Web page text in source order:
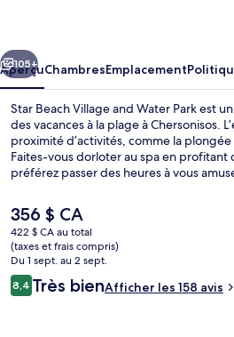
and
Water
Park
Suivant
105+
AperçuChambresEmplacement
Star Beach Village and Water Park est
des vacances à la plage à Chersonisos.
proximité d’activités, comme la
Faites-vous dorloter au spa en profitant
préférez passer des heures à vous
restaurants, sert le le déjeuner, le le
inclus offre 5 bars-salons et un parcours
commodités dans la chambre, comme
fours à micro-ondes.
Le
prix
actuel
est
de 356 $ CA
356 $ CA
422 $ CA au total
(taxes et frais compris)
Du 1 sept. au 2 sept.
Avis
8,48,4 sur 10 –
Très bienAfficher les 158 avis